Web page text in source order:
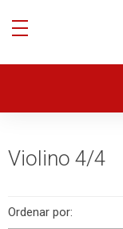
Violino 4/4
Ordenar por: